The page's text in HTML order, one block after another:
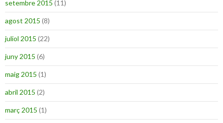
setembre 2015 (11)
agost 2015 (8)
juliol 2015 (22)
juny 2015 (6)
maig 2015 (1)
abril 2015 (2)
març 2015 (1)